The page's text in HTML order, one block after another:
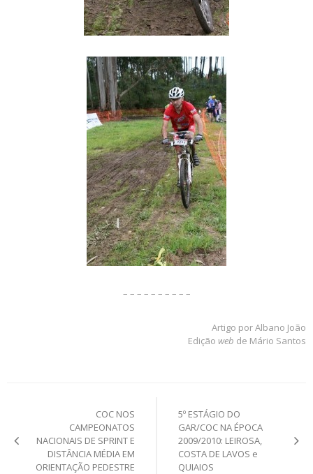
– – – – – – – – – –
Artigo por Albano João
Edição web de Mário Santos
navigation
COC NOS
CAMPEONATOS
NACIONAIS DE SPRINT E
DISTÂNCIA MÉDIA EM
ORIENTAÇÃO PEDESTRE
5º ESTÁGIO DO
GAR/COC NA ÉPOCA
2009/2010: LEIROSA,
COSTA DE LAVOS e
QUIAIOS